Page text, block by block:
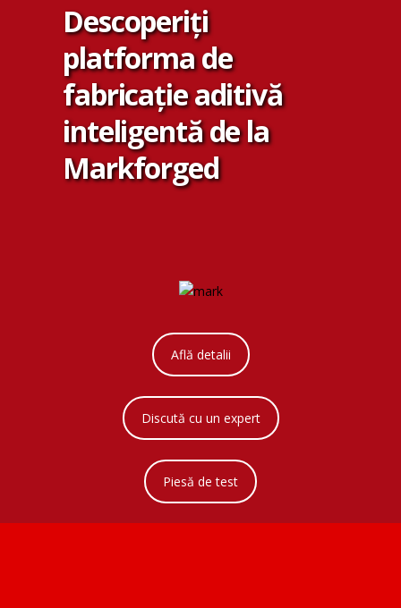
Descoperiți
platforma de
fabricație aditivă
inteligentă de la
Markforged
Află detalii
Discută cu un expert
Piesă de test